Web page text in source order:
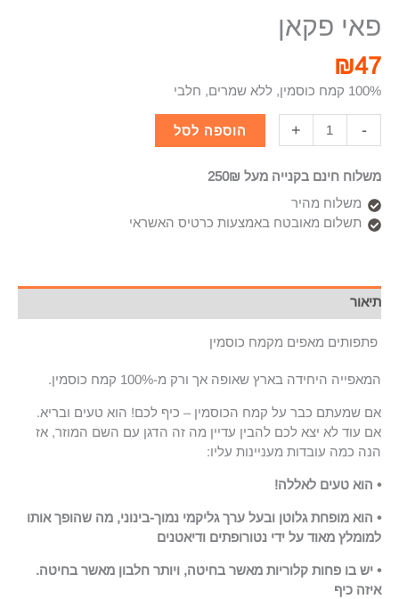
פאי פקאן
₪47
100% קמח כוסמין, ללא שמרים, חלבי
-
+ הוספה לסל
משלוח חינם בקנייה מעל 250₪
משלוח מהיר
תשלום מאובטח באמצעות כרטיס האשראי
תיאור
פתפותים מאפים מקמח כוסמין
המאפייה היחידה בארץ שאופה אך ורק מ-100% קמח כוסמין.
אם שמעתם כבר על קמח הכוסמין – כיף לכם! הוא טעים ובריא.
אם עוד לא יצא לכם להבין עדיין מה זה הדגן עם השם המוזר, אז
הנה כמה עובדות מעניינות עליו:
• הוא טעים לאללה!
• הוא מופחת גלוטן ובעל ערך גליקמי נמוך-בינוני, מה שהופך אותו
למומלץ מאוד על ידי נטורופתים ודיאטנים
• יש בו פחות קלוריות מאשר בחיטה, ויותר חלבון מאשר בחיטה.
איזה כיף